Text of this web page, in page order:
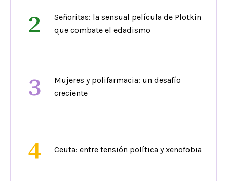
2
Señoritas: la sensual película de Plotkin
que combate el edadismo
3
Mujeres y polifarmacia: un desafío
creciente
4 Ceuta: entre tensión política y xenofobia